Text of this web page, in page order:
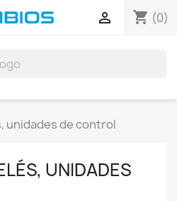
shopping_cart (0)

unidades de control
UNIDADES